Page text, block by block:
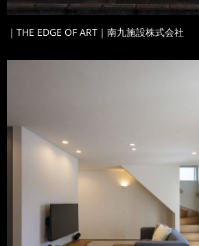
｜THE EDGE OF ART｜南九施設株式会社